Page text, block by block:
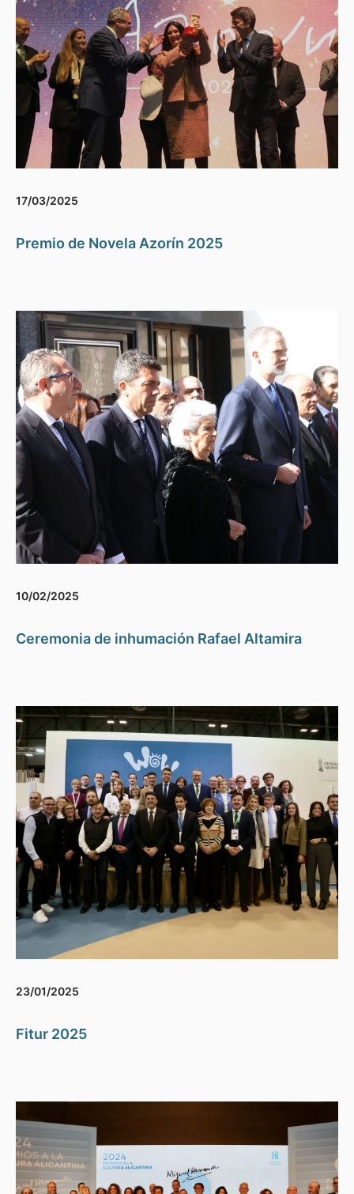
17/03/2025
Premio de Novela Azorín 2025
10/02/2025
Ceremonia de inhumación Rafael Altamira
23/01/2025
Fitur 2025